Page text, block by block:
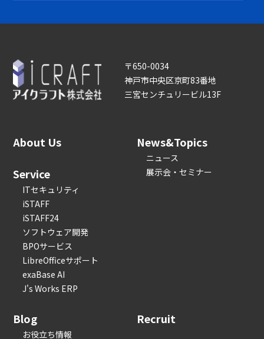
〒650-0034
神戸市中央区京町83番地
三宮センチュリービル13F
About Us
Service
ITセキュリティ
iSTAFF
iSTAFF24
ソフトウェア開発
BPOサービス
LibreOfficeサポート
exaBase AI
J's Works ERP
News&Topics
ニュース
展示会・セミナー
Blog
お役立ち情報
Recruit